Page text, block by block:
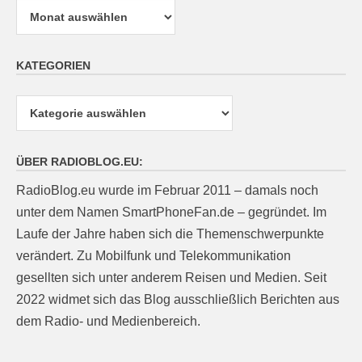
KATEGORIEN
Kategorien
ÜBER RADIOBLOG.EU:
RadioBlog.eu wurde im Februar 2011 – damals noch
unter dem Namen SmartPhoneFan.de – gegründet. Im
Laufe der Jahre haben sich die Themenschwerpunkte
verändert. Zu Mobilfunk und Telekommunikation
gesellten sich unter anderem Reisen und Medien. Seit
2022 widmet sich das Blog ausschließlich Berichten aus
dem Radio- und Medienbereich.